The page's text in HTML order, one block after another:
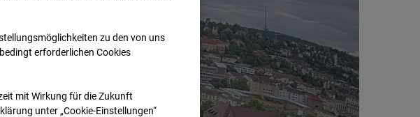
zu den von uns
erforderlichen Cookies
mit Wirkung für die Zukunft
unter „Cookie-Einstellungen“